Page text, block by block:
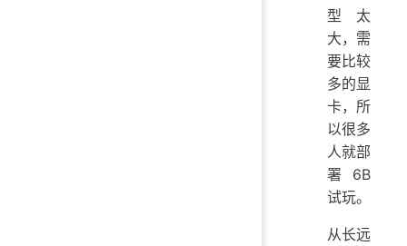
型太
大，需
要比较
多的显
卡，所
以很多
人就部
署 6B
试玩。
从长远